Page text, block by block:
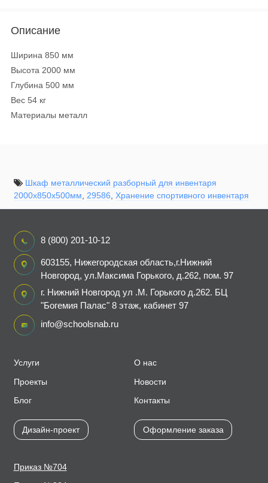
Описание
Ширина 850 мм
Высота 2000 мм
Глубина 500 мм
Вес 54 кг
Материалы металл
Шкаф металлический разборный для инвентаря
2000x850x500мм, 29586, Хранение спортивного инвентаря
Услуги
Проекты
Блог
Дизайн-проект
О нас
Новости
Контакты
Оформление заказа
Приказ №704
8 (800) 201-10-12
603155, Нижегородская область,г.Нижний
Новгород, ул.Максима Горького, д.262, пом. 97
г. Нижний Новгород ул .М. Горького д.262. БЦ
"Богемия Палас" 8 этаж, кабинет 97
info@schoolsnab.ru